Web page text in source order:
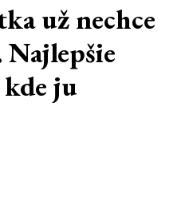
už nechce
ju